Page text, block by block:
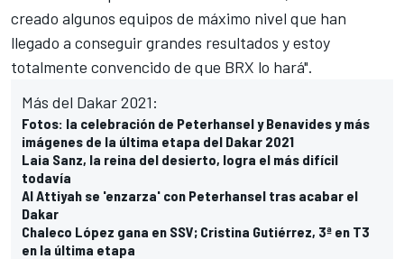
creado algunos equipos de máximo nivel que han
llegado a conseguir grandes resultados y estoy
totalmente convencido de que BRX lo hará".
Más del Dakar 2021:
Fotos: la celebración de Peterhansel y Benavides y más
imágenes de la última etapa del Dakar 2021
Laia Sanz, la reina del desierto, logra el más difícil
todavía
Al Attiyah se 'enzarza' con Peterhansel tras acabar el
Dakar
Chaleco López gana en SSV; Cristina Gutiérrez, 3ª en T3
en la última etapa